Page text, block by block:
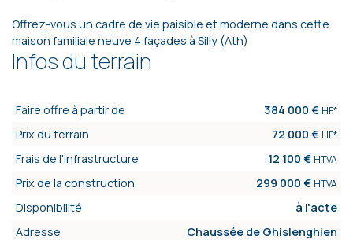
Offrez-vous un cadre de vie paisible et moderne dans cette
maison familiale neuve 4 façades à Silly (Ath)
Infos du terrain
Faire offre à partir de 384 000 € HF*
Prix du terrain 72 000 € HF*
Frais de l'infrastructure 12 100 € HTVA
Prix de la construction 299 000 € HTVA
Disponibilité
à l'acte
Adresse
Chaussée de Ghislenghien